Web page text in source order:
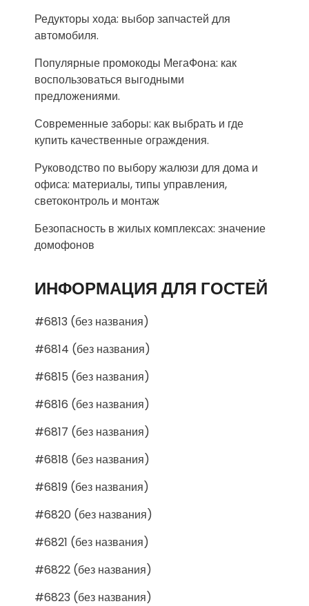
Редукторы хода: выбор запчастей для
автомобиля.
Популярные промокоды МегаФона: как
воспользоваться выгодными
предложениями.
Современные заборы: как выбрать и где
купить качественные ограждения.
Руководство по выбору жалюзи для дома и
офиса: материалы, типы управления,
светоконтроль и монтаж
Безопасность в жилых комплексах: значение
домофонов
ИНФОРМАЦИЯ ДЛЯ ГОСТЕЙ
#6813 (без названия)
#6814 (без названия)
#6815 (без названия)
#6816 (без названия)
#6817 (без названия)
#6818 (без названия)
#6819 (без названия)
#6820 (без названия)
#6821 (без названия)
#6822 (без названия)
#6823 (без названия)